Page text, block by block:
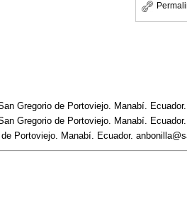
Gregorio de Portoviejo. Manabí.
Gregorio de Portoviejo. Manabí.
Portoviejo. Manabí. Ecuador.